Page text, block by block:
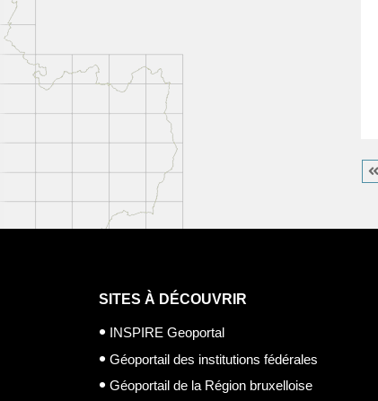
SITES À DÉCOUVRIR
INSPIRE Geoportal
Géoportail des institutions fédérales
Géoportail de la Région bruxelloise